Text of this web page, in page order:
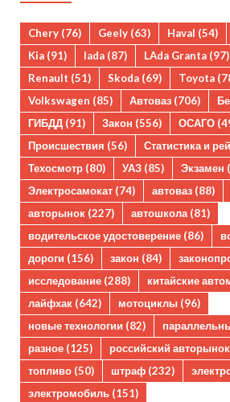
Chery (76) Geely (63) Haval (54)
Kia (91) lada (87) LAda Granta (97)
Renault (51) Skoda (69) Toyota
Volkswagen (85) Автоваз (706)
ГИБДД (91) Закон (556) ОСАГО
Происшествия (56) Статистика и
Техосмотр (80) УАЗ (85) Экзамен
Электросамокат (74) автоваз (88)
авторынок (227) автошкола(81)
водительское удостоверение (86)
дороги (156) закон (84)
исследование (288) китайские
лайфхак (642) мотоциклы (96)
новые технологии (82)
разное (125) российский авторынок
топливо (50) штраф (232)
электромобиль (151)